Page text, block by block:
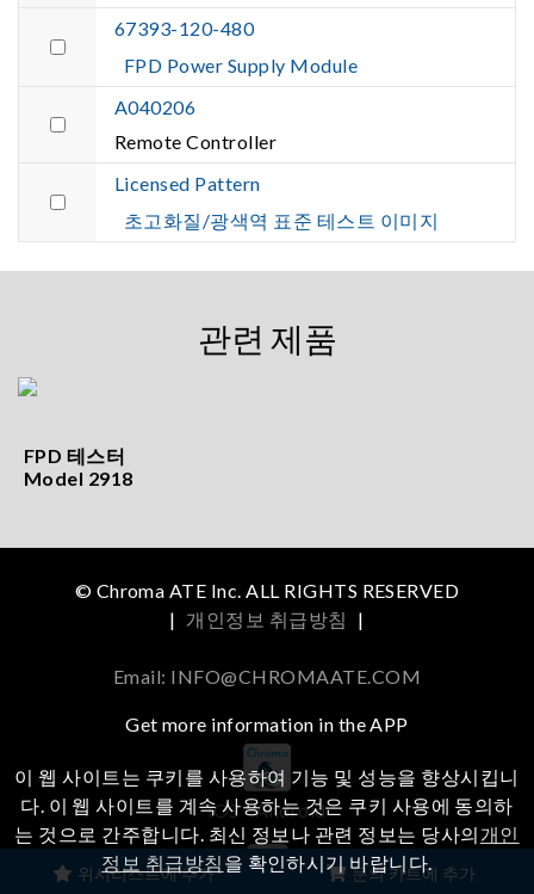
67393-120-480
FPD Power Supply Module
A040206
Remote Controller
Licensed Pattern
초고화질/광색역 표준 테스트 이미지
관련 제품
FPD 테스터
Model 2918
위시리스트에 추가 문의 카트에 추가
© Chroma ATE Inc. ALL RIGHTS RESERVED
| 개인정보 취급방침 |
Email: INFO@CHROMAATE.COM
Get more information in the APP
iOS Android
이 웹 사이트는 쿠키를 사용하여 기능 및 성능을 향상시킵니
다. 이 웹 사이트를 계속 사용하는 것은 쿠키 사용에 동의하
는 것으로 간주합니다. 최신 정보나 관련 정보는 당사의 개인
정보 취급방침 을 확인하시기 바랍니다.